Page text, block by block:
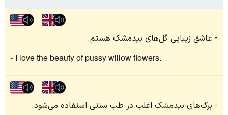
عاشق زیبایی گل‌های بیدمشک هستم.
I love the beauty of pussy willow flowers.
برگ‌های بیدمشک اغلب در طب سنتی استفاده می‌شود.